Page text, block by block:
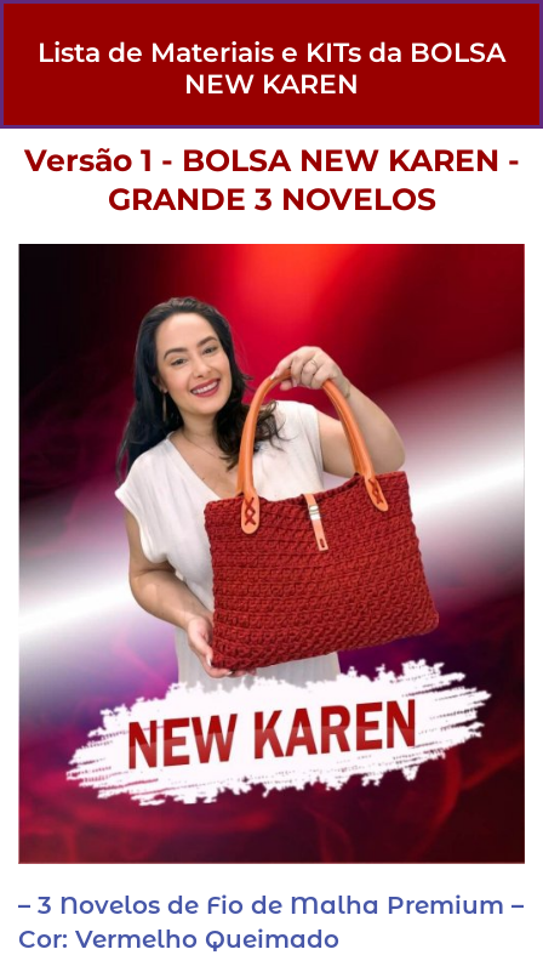
Lista de Materiais e KITs da BOLSA
NEW KAREN
Versão 1 - BOLSA NEW KAREN -
GRANDE 3 NOVELOS
– 3 Novelos de Fio de Malha Premium –
Cor: Vermelho Queimado